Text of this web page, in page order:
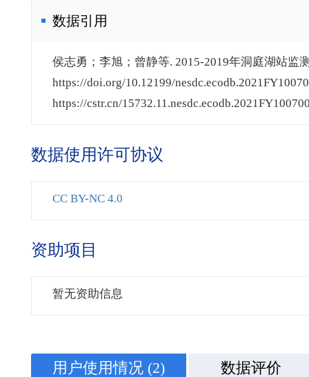
数据引用
侯志勇；李旭；曾静等. 2015-2019年洞庭湖站监
https://doi.org/10.12199/
https://cstr.cn/
数据使用许可协议
CC BY-NC 4.0
资助项目
暂无资助信息
用户使用情况 (2) 数据评价